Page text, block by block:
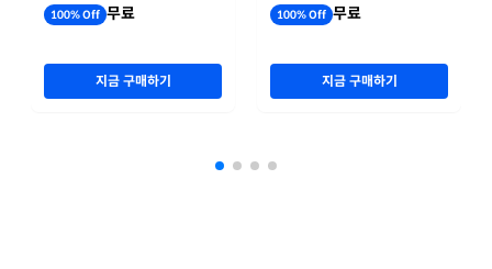
100% Off 무료
지금 구매하기
100% Off 무료
지금 구매하기